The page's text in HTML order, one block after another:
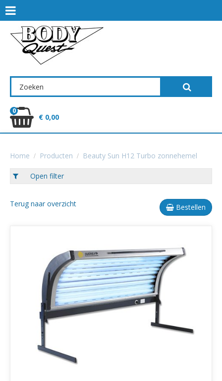
0
€ 0,00
Home Producten Beauty Sun H12 Turbo zonnehemel
Open filter
Terug naar overzicht Bestellen